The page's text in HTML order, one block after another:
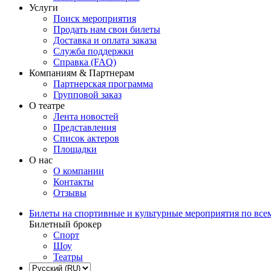
Услуги
Поиск мероприятия
Продать нам свои билеты
Доставка и оплата заказа
Служба поддержки
Справка (FAQ)
Компаниям & Партнерам
Партнерская программа
Групповой заказ
О театре
Лента новостей
Представления
Список актеров
Площадки
О нас
О компании
Контакты
Отзывы
Билеты на спортивные и культурные мероприятия по
Билетный брокер
Спорт
Шоу
Театры